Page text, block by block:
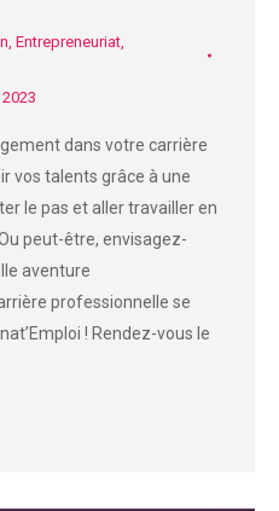
, Entrepreneuriat,
dans votre carrière
vos talents grâce à une
le pas et aller travailler en
peut-être, envisagez-
aventure
professionnelle se
! Rendez-vous le